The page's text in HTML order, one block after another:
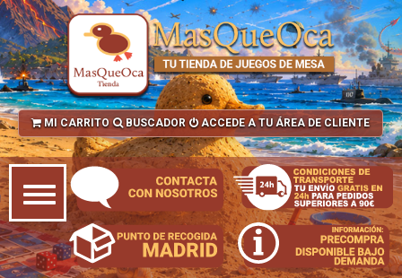
MI CARRITO BUSCADOR ACCEDE A TU ÁREA DE CLIENTE